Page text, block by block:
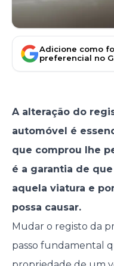
Adicione como
preferencial no
A alteração do
automóvel é
que comprou lhe
é a garantia de
aquela viatura e
possa causar.
Mudar o registo da
passo fundamental